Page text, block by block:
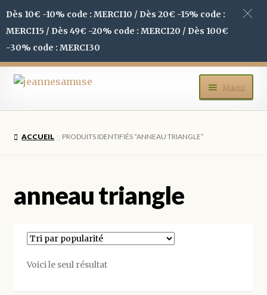
Dès 10€ -10% code : MERCI10 / Dès 20€ -15% code :
MERCI15 / Dès 49€ -20% code : MERCI20 / Dès 100€
-30% code : MERCI30
Aller
la
Aller
contenu
Menu
CONTACT
ACCUEIL PRODUITS IDENTIFIÉS “ANNEAU TRIANGLE”
anneau triangle
Voici le seul résultat